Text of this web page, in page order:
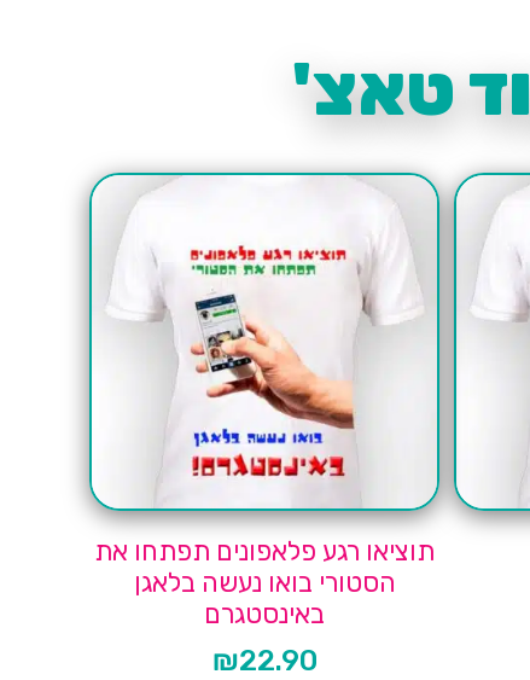
טאצ'
תוציאו רגע פלאפונים תפתחו את
הסטורי בואו נעשה בלאגן
באינסטגרם
₪22.90